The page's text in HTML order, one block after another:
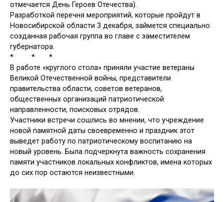
отмечается День Героев Отечества).
Разработкой перечня мероприятий, которые пройдут в
Новосибирской области 3 декабря, займется специально
созданная рабочая группа во главе с заместителем
губернатора.
* * *
В работе «круглого стола» приняли участие ветераны
Великой Отечественной войны, представители
правительства области, советов ветеранов,
общественных организаций патриотической
направленности, поисковых отрядов.
Участники встречи сошлись во мнении, что учреждение
новой памятной даты своевременно и праздник этот
выведет работу по патриотическому воспитанию на
новый уровень. Была подчеркнута важность сохранения
памяти участников локальных конфликтов, имена которых
до сих пор остаются неизвестными.